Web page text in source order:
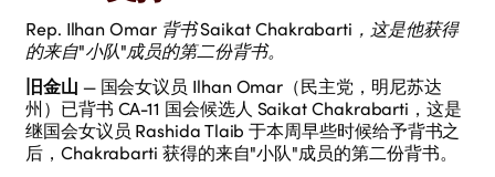
Rep. Ilhan Omar 背书 Saikat Chakrabarti，这是他获得
的来自"小队"成员的第二份背书。
旧金山 — 国会女议员 Ilhan Omar（民主党，明尼苏达
州）已背书 CA-11 国会候选人 Saikat Chakrabarti，这是
继国会女议员 Rashida Tlaib 于本周早些时候给予背书之
后，Chakrabarti 获得的来自"小队"成员的第二份背书。